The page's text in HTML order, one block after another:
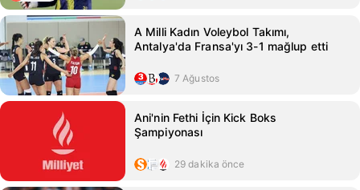
A Milli Kadın Voleybol Takımı,
Antalya'da Fransa'yı 3-1 mağlup etti
7 Ağustos
Ani'nin Fethi İçin Kick Boks
Şampiyonası
29 dakika önce